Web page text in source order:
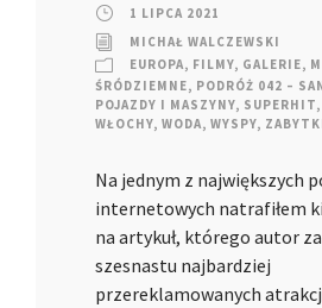
1 LIPCA 2021
MICHAŁ WALCZEWSKI
EUROPA, FILMY, GALERIE,
ŚRÓDZIEMNE, PODRÓŻ 042 –
POJAZDY I MASZYNY, SUPERHIT,
WŁOCHY, WODA, WYSPY,
Na jednym z największych
internetowych natrafiłem
na artykuł, którego autor
szesnastu najbardziej
przereklamowanych